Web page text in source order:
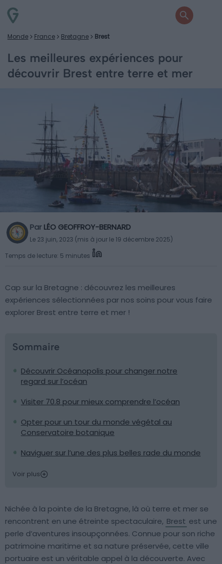
Monde France Bretagne Brest
Les meilleures expériences pour
découvrir Brest entre terre et mer
Par LÉO GEOFFROY-BERNARD
Le 23 juin, 2023 (mis à jour le 19 décembre 2025)
Temps de lecture: 5 minutes
Cap sur la Bretagne : découvrez les meilleures
expériences sélectionnées par nos soins pour vous faire
explorer Brest entre terre et mer !
Sommaire
Découvrir Océanopolis pour changer notre
regard sur l’océan
Visiter 70.8 pour mieux comprendre l’océan
Opter pour un tour du monde végétal au
Conservatoire botanique
Naviguer sur l’une des plus belles rade du monde
Voir plus
Nichée à la pointe de la Bretagne, là où terre et mer se
rencontrent en une étreinte spectaculaire, Brest est une
perle d’aventures insoupçonnées. Connue pour son riche
patrimoine maritime et sa nature préservée, cette ville
portuaire est un véritable appel à la découverte. Avec